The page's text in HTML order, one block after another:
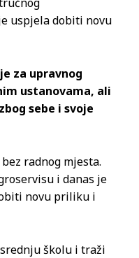
uspjela dobiti novu
za upravnog
ustanovama, ali
sebe i svoje
radnog mjesta.
i danas je
novu priliku i
školu i traži